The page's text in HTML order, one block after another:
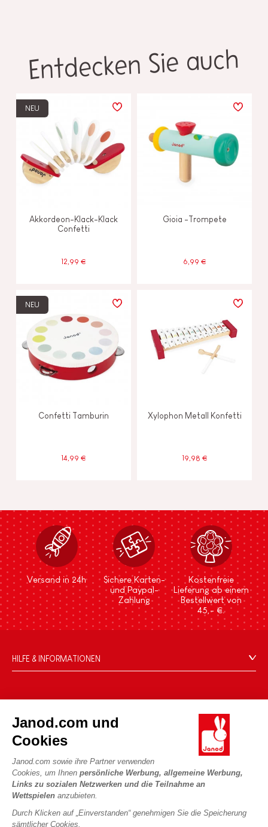
Janod.com und
Cookies
Janod.com sowie ihre Partner verwenden
Cookies, um Ihnen persönliche Werbung, allgemeine Werbung,
Links zu sozialen Netzwerken und die Teilnahme an
Wettspielen anzubieten.
Durch Klicken auf „Einverstanden“ genehmigen Sie die Speicherung
sämtlicher Cookies.
Entdecken Sie auch
NEU
Akkordeon-Klack-Klack
Confetti
12,99 €
Gioia -Trompete
6,99 €
NEU
Confetti Tamburin
14,99 €
Xylophon Metall Konfetti
19,98 €
Versand in 24h
Sichere Karten-
und Paypal-
Zahlung
Kostenfreie
Lieferung ab einem
Bestellwert von
45,- €.
HILFE & INFORMATIONEN
FAQ
Kontakt
Händler
Persönliche daten
Cookies
Nutzungsbedingungen #YesJanod
DIE WELT VON JANOD
Die Geschichte
Unsere Expertise
CSR-Verpflichtungen
Was ist FSC®?
UNSERE LEISTUNGEN
Sicheres Bezahlen
Lieferbedingungen
Spielregeln und Anleitungen
PROFESSIONAL
Pressekontakte